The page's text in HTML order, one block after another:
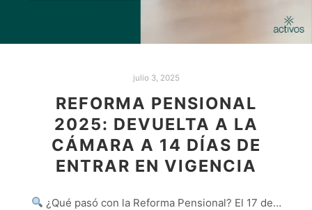
julio 3, 2025
REFORMA PENSIONAL
2025: DEVUELTA A LA
CÁMARA A 14 DÍAS DE
ENTRAR EN VIGENCIA
¿Qué pasó con la Reforma Pensional? El 17 de…